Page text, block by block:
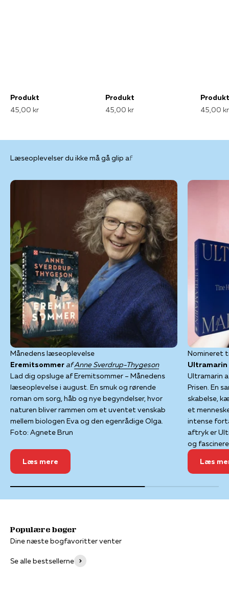
Produkt
45,00 kr
Produkt
45,00 kr
Produkt
45,00 kr
Månedens læseoplevelse
Eremitsommer afAnne Sverdrup-Thygeson
Lad dig opsluge af Eremitsommer – Månedens
læseoplevelse i august. En smuk og rørende
roman om sorg, håb og nye begyndelser, hvor
naturen bliver rammen om et uventet venskab
mellem biologen Eva og den egenrådige Olga.
Foto: Agnete Brun
Læs mere
Nomineret
Ultramarin
Ultramarin
Prisen. En
skabelse,
et
intense
aftryk er
og
Læs
Dine næste bogfavoritter venter
Se alle bestsellerne